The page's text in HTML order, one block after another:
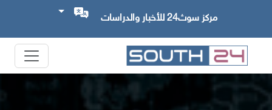
مركز سوث24 للأخبار والدراسات